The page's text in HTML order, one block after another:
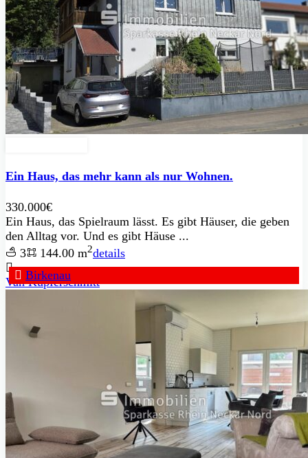
Birkenau
Ein Haus, das mehr kann als nur Wohnen.
330.000€
Ein Haus, das Spielraum lässt. Es gibt Häuser, die geben
den Alltag vor. Und es gibt Häuse ...
3
144.00 m2details
Van Kupferschmitt